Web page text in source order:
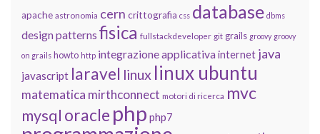
apache astronomia cern crittografia css database dbms
design patterns fisica fullstackdeveloper git grails groovy groovy
on grails howto http integrazione applicativainternet java
javascript laravel linux linux ubuntu
matematica mirthconnect motori di ricerca mvc
mysql oracle php php7